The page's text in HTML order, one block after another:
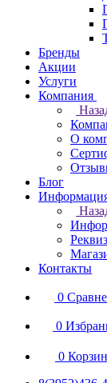
Бренды
Акции
Услуги
Компания
О
Блог
Контакты
0
0
0